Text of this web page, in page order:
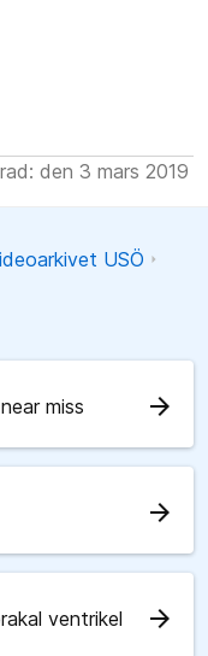
den 3 mars 2019
USÖ
miss arrow_forward
arrow_forward
ventrikel arrow_forward